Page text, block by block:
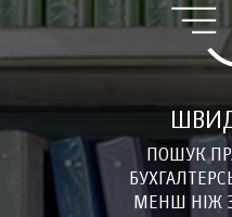
ПОШУК
МЕНШ НІЖ